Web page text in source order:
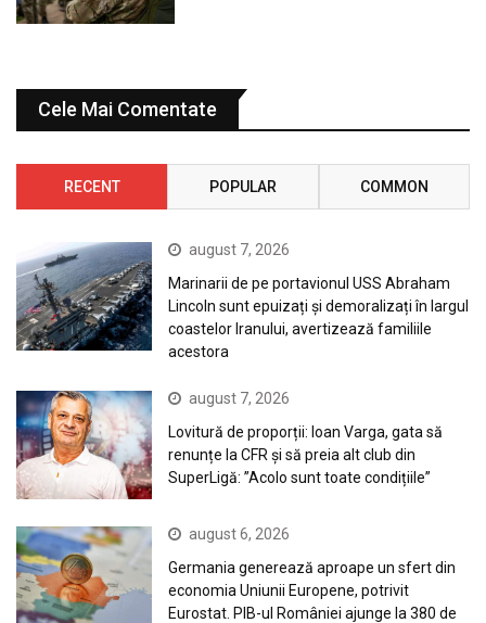
Cele Mai Comentate
RECENT POPULAR COMMON
august 7, 2026
Marinarii de pe portavionul USS Abraham
Lincoln sunt epuizați și demoralizați în largul
coastelor Iranului, avertizează familiile
acestora
august 7, 2026
Lovitură de proporții: Ioan Varga, gata să
renunțe la CFR și să preia alt club din
SuperLigă: ”Acolo sunt toate condițiile”
august 6, 2026
Germania generează aproape un sfert din
economia Uniunii Europene, potrivit
Eurostat. PIB-ul României ajunge la 380 de